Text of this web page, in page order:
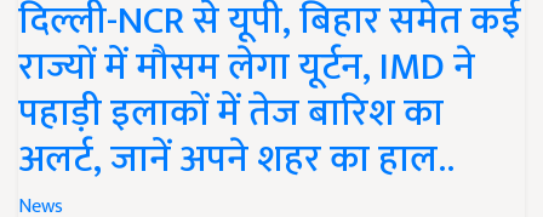
दिल्ली-NCR से यूपी, बिहार समेत कई
राज्यों में मौसम लेगा यूर्टन, IMD ने
पहाड़ी इलाकों में तेज बारिश का
अलर्ट, जानें अपने शहर का हाल..
News